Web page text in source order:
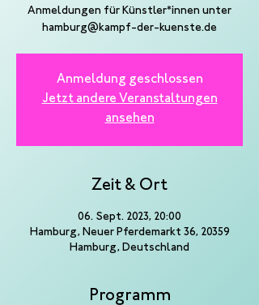
Anmeldungen für Künstler*innen unter
Anmeldung geschlossen
Jetzt andere Veranstaltungen
ansehen
Zeit & Ort
06. Sept. 2023, 20:00
Hamburg, Neuer Pferdemarkt 36, 20359
Hamburg, Deutschland
Programm